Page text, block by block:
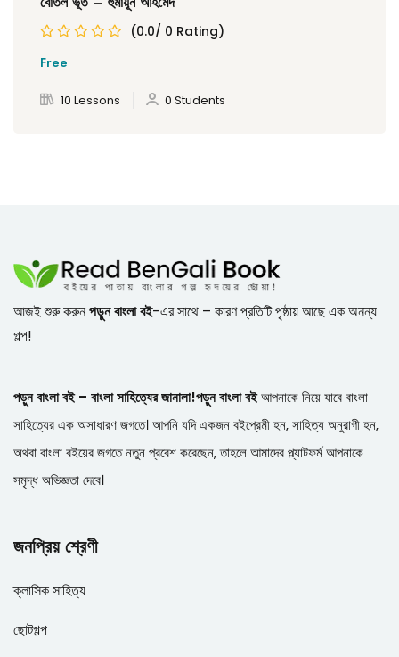
(0.0/ 0 Rating)
Free
10 Lessons 0 Students
আজই শুরু করুনপড়ুন বাংলা বই-এর সাথে – কারণ প্রতিটি পৃষ্ঠায় আছে এক অনন্য
গল্প!
পড়ুন বাংলা বই – বাংলা সাহিত্যের জানালা!পড়ুন বাংলা বইআপনাকে নিয়ে যাবে বাংলা
সাহিত্যের এক অসাধারণ জগতে। আপনি যদি একজন বইপ্রেমী হন, সাহিত্য অনুরাগী হন,
অথবা বাংলা বইয়ের জগতে নতুন প্রবেশ করেছেন, তাহলে আমাদের প্ল্যাটফর্ম আপনাকে
সমৃদ্ধ অভিজ্ঞতা দেবে।
জনপ্রিয় শ্রেণী
ক্লাসিক সাহিত্য
ছোটগল্প